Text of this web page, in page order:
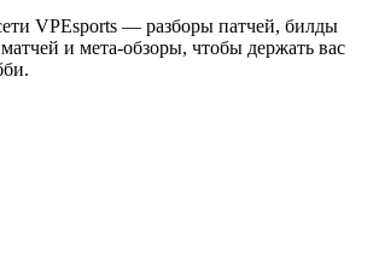
VPEsports — разборы патчей, билды
матчей и мета-обзоры, чтобы держать вас